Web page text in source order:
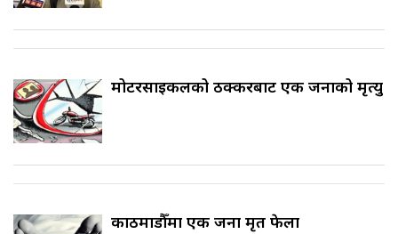
मोटरसाइकलको ठक्करबाट एक जनाको मृत्यु
काठमाडौँमा एक जना मृत फेला